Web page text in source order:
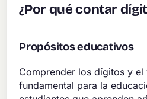
¿Por qué contar
Propósitos educativos
Comprender los dígitos y
fundamental para la